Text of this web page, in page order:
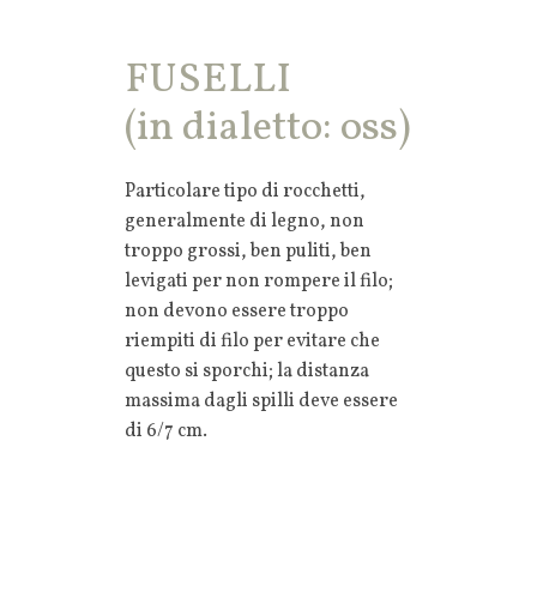
FUSELLI
(in dialetto: oss)
Particolare tipo di rocchetti,
generalmente di legno, non
troppo grossi, ben puliti, ben
levigati per non rompere il filo;
non devono essere troppo
riempiti di filo per evitare che
questo si sporchi; la distanza
massima dagli spilli deve essere
di 6/7 cm.